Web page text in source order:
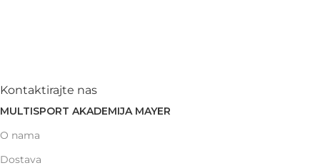
Kontaktirajte nas
MULTISPORT AKADEMIJA MAYER
O nama
Dostava